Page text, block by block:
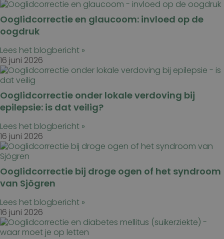
Ooglidcorrectie en glaucoom: invloed op de
oogdruk
Lees het blogbericht »
16 juni 2026
Ooglidcorrectie onder lokale verdoving bij
epilepsie: is dat veilig?
Lees het blogbericht »
16 juni 2026
Ooglidcorrectie bij droge ogen of het syndroom
van Sjögren
Lees het blogbericht »
16 juni 2026